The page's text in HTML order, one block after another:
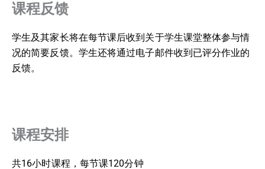
课程反馈
学生及其家长将在每节课后收到关于学生课堂整体参与情
况的简要反馈。学生还将通过电子邮件收到已评分作业的
反馈。
课程安排
共16小时课程，每节课120分钟